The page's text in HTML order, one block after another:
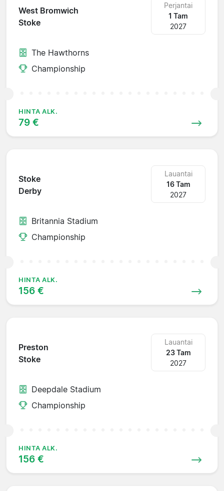
West Bromwich
Stoke
Perjantai
1 Tam
2027
The Hawthorns
Championship
HINTA ALK.
79 €
Stoke
Derby
Lauantai
16 Tam
2027
Britannia Stadium
Championship
HINTA ALK.
156 €
Preston
Stoke
Lauantai
23 Tam
2027
Deepdale Stadium
Championship
HINTA ALK.
156 €